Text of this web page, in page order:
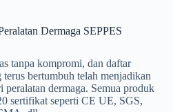
Dermaga SEPPES
tanpa kompromi, dan daftar
bertumbuh telah menjadikan
dermaga. Semua produk
sertifikat seperti CE UE, SGS,